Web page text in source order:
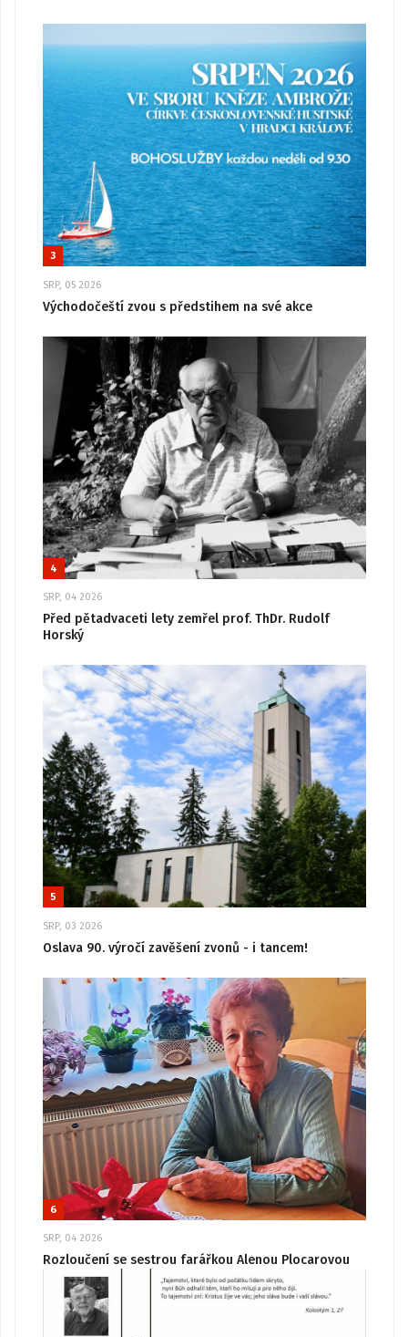
3
SRP, 05 2026
Východočeští zvou s předstihem na své akce
4
SRP, 04 2026
Před pětadvaceti lety zemřel prof. ThDr. Rudolf
Horský
5
SRP, 03 2026
Oslava 90. výročí zavěšení zvonů - i tancem!
6
SRP, 04 2026
Rozloučení se sestrou farářkou Alenou Plocarovou